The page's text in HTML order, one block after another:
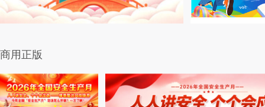
商用正版